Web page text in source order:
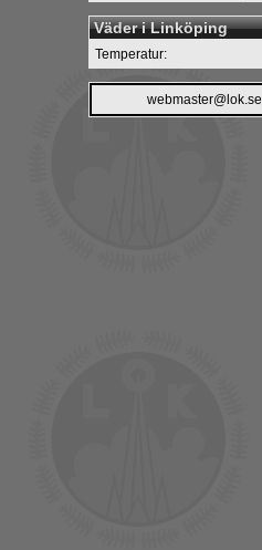
Väder i Linköping
Temperatur:
webmaster@lok.se